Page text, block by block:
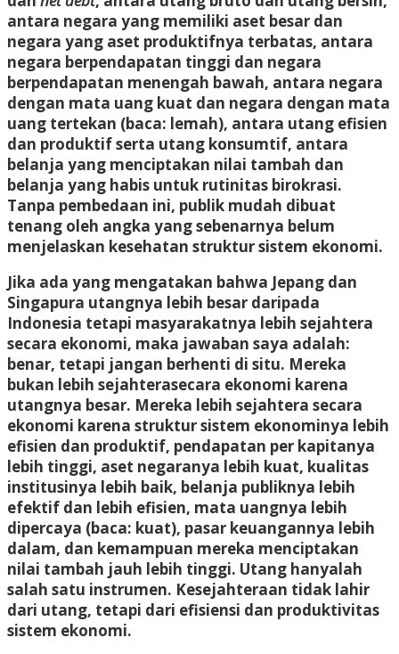
antara negara yang memiliki aset besar dan
negara yang aset produktifnya terbatas, antara
negara berpendapatan tinggi dan negara
berpendapatan menengah bawah, antara negara
dengan mata uang kuat dan negara dengan mata
uang tertekan (baca: lemah), antara utang efisien
dan produktif serta utang konsumtif, antara
belanja yang menciptakan nilai tambah dan
belanja yang habis untuk rutinitas birokrasi.
Tanpa pembedaan ini, publik mudah dibuat
tenang oleh angka yang sebenarnya belum
menjelaskan kesehatan struktur sistem ekonomi.
Jika ada yang mengatakan bahwa Jepang dan
Singapura utangnya lebih besar daripada
Indonesia tetapi masyarakatnya lebih sejahtera
secara ekonomi, maka jawaban saya adalah:
benar, tetapi jangan berhenti di situ. Mereka
bukan lebih sejahterasecara ekonomi karena
utangnya besar. Mereka lebih sejahtera secara
ekonomi karena struktur sistem ekonominya lebih
efisien dan produktif, pendapatan per kapitanya
lebih tinggi, aset negaranya lebih kuat, kualitas
institusinya lebih baik, belanja publiknya lebih
efektif dan lebih efisien, mata uangnya lebih
dipercaya (baca: kuat), pasar keuangannya lebih
dalam, dan kemampuan mereka menciptakan
nilai tambah jauh lebih tinggi. Utang hanyalah
salah satu instrumen. Kesejahteraan tidak lahir
dari utang, tetapi dari efisiensi dan produktivitas
sistem ekonomi.